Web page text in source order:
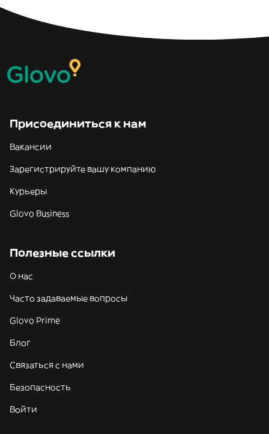
Присоединиться к нам
Вакансии
Зарегистрируйте вашу компанию
Курьеры
Glovo Business
Полезные ссылки
О нас
Часто задаваемые вопросы
Glovo Prime
Блог
Связаться с нами
Безопасность
Войти